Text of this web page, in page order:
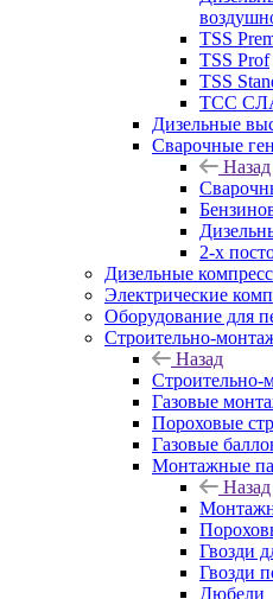
TSS
TSS Prof
TSS
ТСС
Дизельные
Сварочные
Назад
2-х
Дизельные
Электрические
Оборудование для
Строительно-
Назад
Строительно-
Газовые
Пороховые
Газовые
Монтажные
Назад
Гвозди
Гвозди
Дюбели